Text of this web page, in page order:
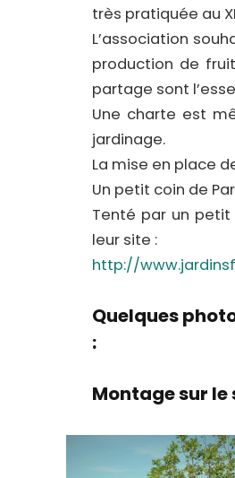
très pratiquée au
L’association
production de
partage sont
Une charte est
jardinage.
La mise en place
Un petit coin de
Tenté par un
leur site :
http://
Quelques
:
Montage sur